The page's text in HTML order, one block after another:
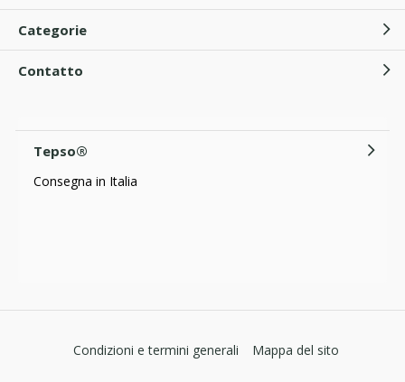
Categorie
Contatto
Tepso®
Consegna in Italia
Condizioni e termini generali Mappa del sito